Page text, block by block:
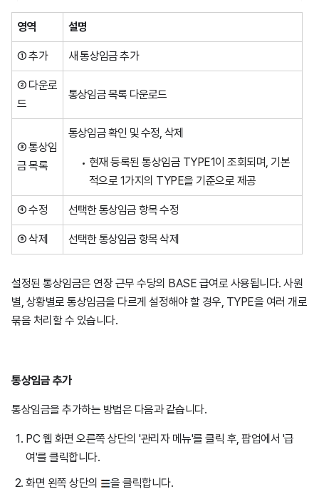
영역 설명
① 추가 새 통상임금 추가
② 다운로
드
통상임금 목록 다운로드
③ 통상임
금 목록
통상임금 확인 및 수정, 삭제
현재 등록된 통상임금 TYPE1이 조회되며, 기본
적으로 1가지의 TYPE을 기준으로 제공
④ 수정 선택한 통상임금 항목 수정
⑤ 삭제 선택한 통상임금 항목 삭제
설정된 통상임금은 연장 근무 수당의 BASE 급여로 사용됩니다. 사원
별, 상황별로 통상임금을 다르게 설정해야 할 경우, TYPE을 여러 개로
묶음 처리할 수 있습니다.
통상임금 추가
통상임금을 추가하는 방법은 다음과 같습니다.
PC 웹 화면 오른쪽 상단의 '관리자 메뉴'를 클릭 후, 팝업에서 '급
여'를 클릭합니다.
화면 왼쪽 상단의
을 클릭합니다.